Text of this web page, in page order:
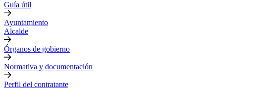
Guía útil
Ayuntamiento
Alcalde
Órganos de gobierno
Normativa y documentación
Perfil del contratante